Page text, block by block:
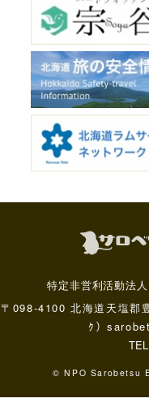
特定非営利活動法
〒098-4100 北海道天塩
ｸ）
© NPO Sarobetsu